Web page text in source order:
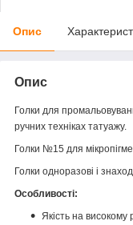
Опис
Опис
Голки для
ручних техніках татуажу.
Голки №15 для
Голки одноразові і
Особливості:
Якість на високому